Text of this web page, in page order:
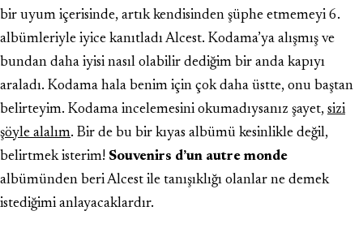
bir uyum içerisinde, artık kendisinden şüphe etmemeyi 6.
albümleriyle iyice kanıtladı Alcest. Kodama’ya alışmış ve
bundan daha iyisi nasıl olabilir dediğim bir anda kapıyı
araladı. Kodama hala benim için çok daha üstte, onu baştan
belirteyim. Kodama incelemesini okumadıysanız şayet, sizi
şöyle alalım. Bir de bu bir kıyas albümü kesinlikle değil,
belirtmek isterim! Souvenirs d’un autre monde
albümünden beri Alcest ile tanışıklığı olanlar ne demek
istediğimi anlayacaklardır.